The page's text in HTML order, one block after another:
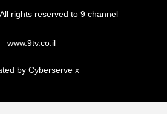
rights reserved to 9 channel
www.9tv.co.il
by Cyberserve x